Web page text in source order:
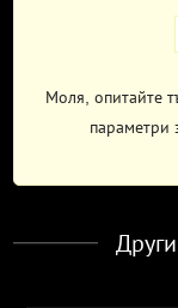
Моля, опитайте
параметри